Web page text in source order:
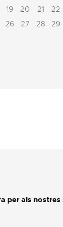
19 20 21 22
26 27 28 29
per als nostres